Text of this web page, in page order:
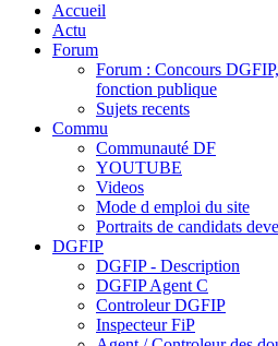
Accueil
Actu
Forum
Forum : Concours
fonction publique
Sujets recents
Commu
Communauté DF
YOUTUBE
Videos
Mode d emploi du site
Portraits de candidats
DGFIP
DGFIP - Description
DGFIP Agent C
Controleur DGFIP
Inspecteur FiP